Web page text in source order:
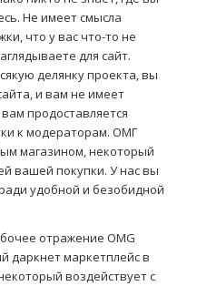
Не имеет смысла
что у вас что-то не
для сайт.
делянку проекта, вы
и вам не имеет
продоставляется
к модераторам. ОМГ
магазином, некоторый
вашей покупки. У нас вы
удобной и безобидной
отражение OMG
даркнет маркетплейс в
воздействует с